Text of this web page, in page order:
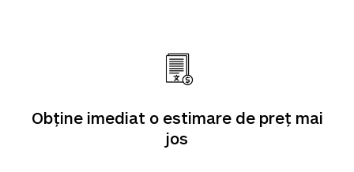
Obține imediat o estimare de preț mai
jos